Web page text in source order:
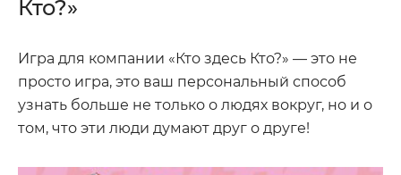
Кто?»
Игра для компании «Кто здесь Кто?» — это не
просто игра, это ваш персональный способ
узнать больше не только о людях вокруг, но и о
том, что эти люди думают друг о друге!